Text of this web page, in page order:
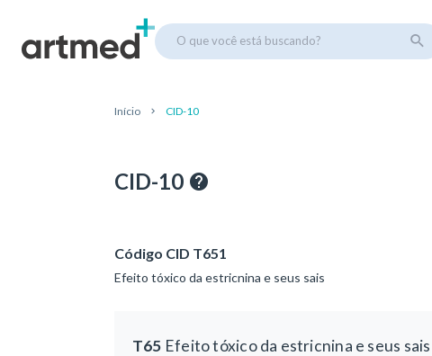
O que você está buscando?
Início CID-10
CID-10
Código CID T651
Efeito tóxico da estricnina e seus sais
T65 Efeito tóxico da estricnina e seus sais